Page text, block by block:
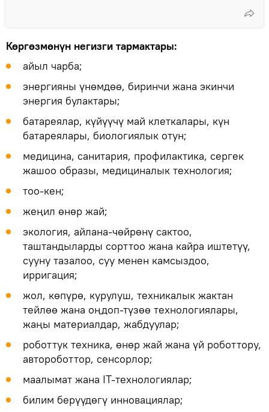
Көргөзмөнүн негизги тармактары:
айыл чарба;
энергияны үнөмдөө, биринчи жана экинчи
энергия булактары;
батареялар, күйүүчү май клеткалары, күн
батареялары, биологиялык отун;
медицина, санитария, профилактика, сергек
жашоо образы, медициналык технология;
тоо-кен;
жеңил өнөр жай;
экология, айлана-чөйрөнү сактоо,
таштандыларды сорттоо жана кайра иштетүү,
сууну тазалоо, суу менен камсыздоо,
ирригация;
жол, көпүрө, курулуш, техникалык жактан
тейлөө жана оңдоп-түзөө технологиялары,
жаңы материалдар, жабдуулар;
роботтук техника, өнөр жай жана үй роботтору,
автороботтор, сенсорлор;
маалымат жана IT-технологиялар;
билим берүүдөгү инновациялар;